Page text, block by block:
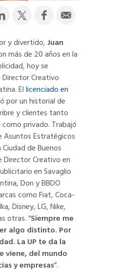
y divertido,Juan
más de 20 años en la
hoy se
Creativo
Ellicenciado en
por un historial de
y clientes tanto
privado. Trabajó
Asuntos Estratégicos
de Buenos
Creativo en
en Savaglio
Don y BBDO
como Fiat, Coca-
Disney, LG, Nike,
otras. “Siempre me
algo distinto. Por
La UP te da la
viene, del mundo
y empresas”.